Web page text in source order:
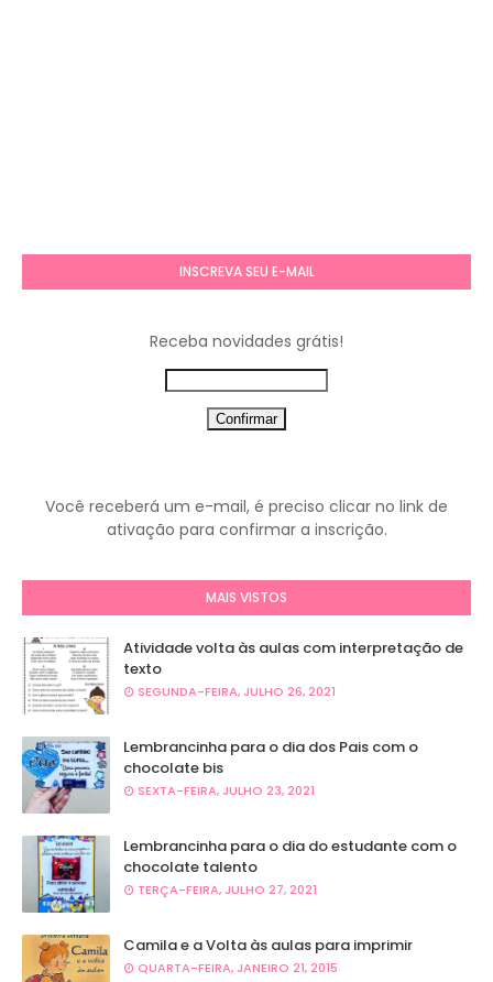
INSCREVA SEU E-MAIL
Receba novidades grátis!
Você receberá um e-mail, é preciso clicar no link de
ativação para confirmar a inscrição.
MAIS VISTOS
Atividade volta às aulas com interpretação de
texto
SEGUNDA-FEIRA, JULHO 26, 2021
Lembrancinha para o dia dos Pais com o
chocolate bis
SEXTA-FEIRA, JULHO 23, 2021
Lembrancinha para o dia do estudante com o
chocolate talento
TERÇA-FEIRA, JULHO 27, 2021
Camila e a Volta às aulas para imprimir
QUARTA-FEIRA, JANEIRO 21, 2015